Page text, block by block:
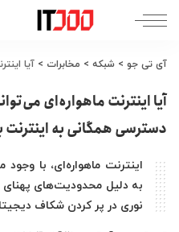
آی تی جو > شبکه > مخابرات > آیا اینترنت
آیا اینترنت ماهواره‌ای
دسترسی همگانی به اینترنت
اینترنت ماهواره‌ای، با وجود
به دلیل محدودیت‌های پهنای
نوری در پر کردن شکاف